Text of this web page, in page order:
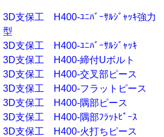
3D支保工 H400-ﾕﾆﾊﾞｰｻﾙｼﾞｬｯｷ強力
型
3D支保工 H400-ﾕﾆﾊﾞｰｻﾙｼﾞｬｯｷ
3D支保工 H400-締付Uボルト
3D支保工 H400-交叉部ピース
3D支保工 H400-フラットピース
3D支保工 H400-隅部ピース
3D支保工 H400-隅部ﾌﾗｯﾄﾋﾟｰｽ
3D支保工 H400-火打ちピース